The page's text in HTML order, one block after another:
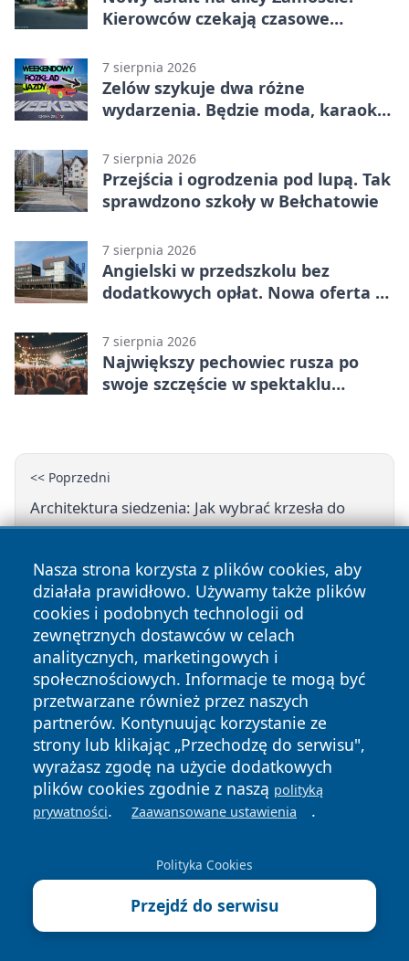
Kierowców czekają czasowe
7 sierpnia 2026
Zelów szykuje dwa różne
wydarzenia. Będzie moda, karaoke
7 sierpnia 2026
Przejścia i ogrodzenia pod lupą. Tak
sprawdzono szkoły w Bełchatowie
7 sierpnia 2026
Angielski w przedszkolu bez
dodatkowych opłat. Nowa oferta w
7 sierpnia 2026
Największy pechowiec rusza po
swoje szczęście w spektaklu
<< Poprzedni
Architektura siedzenia: Jak wybrać krzesła do
salonu, które łączą design z ergonomią?
Następny >>
Bieg Rzeźnika w wersji online spina Polskę. Zapisy
trwają do 30.04.2026
Przydatne dane teleadresowe
Zakład Gospodarki Komunalnej w Ruścu - kontakt,
cennik, dostępność
godziny, karta i katalog
Urząd Gminy Kluki - kontakt, godziny, wydziały i
sprawy do załatwienia
Nasza strona korzysta z plików cookies, aby
działała prawidłowo. Używamy także plików
cookies i podobnych technologii od
zewnętrznych dostawców w celach
analitycznych, marketingowych i
społecznościowych. Informacje te mogą być
przetwarzane również przez naszych
partnerów. Kontynuując korzystanie ze
strony lub klikając „Przechodzę do serwisu",
wyrażasz zgodę na użycie dodatkowych
plików cookies zgodnie z naszą polityką
prywatności. Zaawansowane ustawienia .
Polityka Cookies
Przejdź do serwisu